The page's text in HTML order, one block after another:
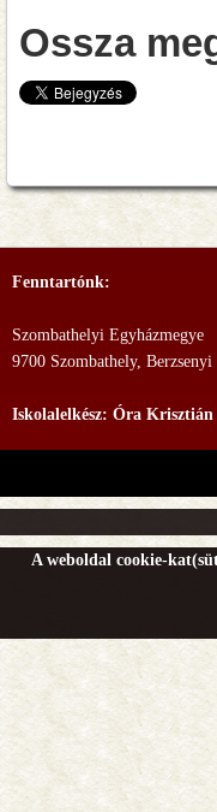
Ossza
Fenntartónk:
Szombathelyi Egyházmegye
9700 Szombathely, Berzsenyi
Iskolalelkész: Óra Krisztián
A weboldal cookie-